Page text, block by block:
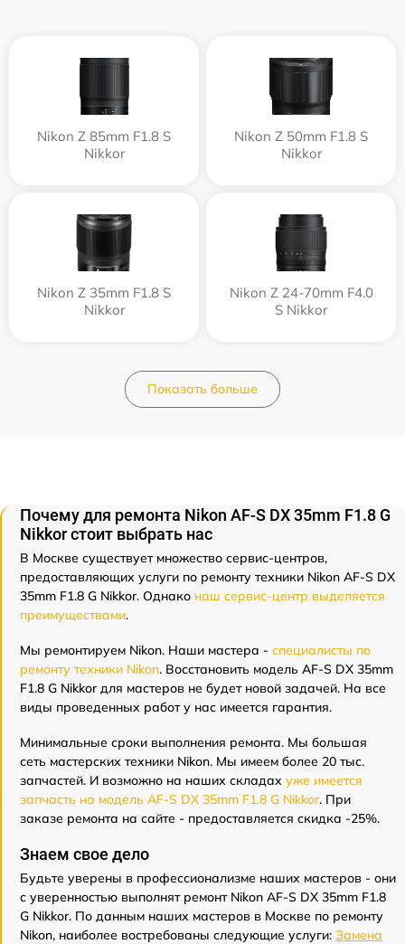
Nikon Z 85mm F1.8 S
Nikkor
Nikon Z 50mm F1.8 S
Nikkor
Nikon Z 35mm F1.8 S
Nikkor
Nikon Z 24-70mm F4.0
S Nikkor
Показать больше
Почему для ремонта Nikon AF-S DX 35mm F1.8 G
Nikkor стоит выбрать нас
В Москве существует множество сервис-центров,
предоставляющих услуги по ремонту техники Nikon AF-S DX
35mm F1.8 G Nikkor. Однако наш сервис-центр выделяется
преимуществами.
Мы ремонтируем Nikon. Наши мастера - специалисты по
ремонту техники Nikon. Восстановить модель AF-S DX 35mm
F1.8 G Nikkor для мастеров не будет новой задачей. На все
виды проведенных работ у нас имеется гарантия.
Минимальные сроки выполнения ремонта. Мы большая
сеть мастерских техники Nikon. Мы имеем более 20 тыс.
запчастей. И возможно на наших складах уже имеется
запчасть на модель AF-S DX 35mm F1.8 G Nikkor. При
заказе ремонта на сайте - предоставляется скидка -25%.
Знаем свое дело
Будьте уверены в профессионализме наших мастеров - они
с уверенностью выполнят ремонт Nikon AF-S DX 35mm F1.8
G Nikkor. По данным наших мастеров в Москве по ремонту
Nikon, наиболее востребованы следующие услуги: Замена